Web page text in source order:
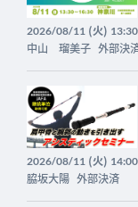
2026/08/11(火)
中山 瑠美子 外部決
2026/08/11(火)
脇坂大陽 外部決済